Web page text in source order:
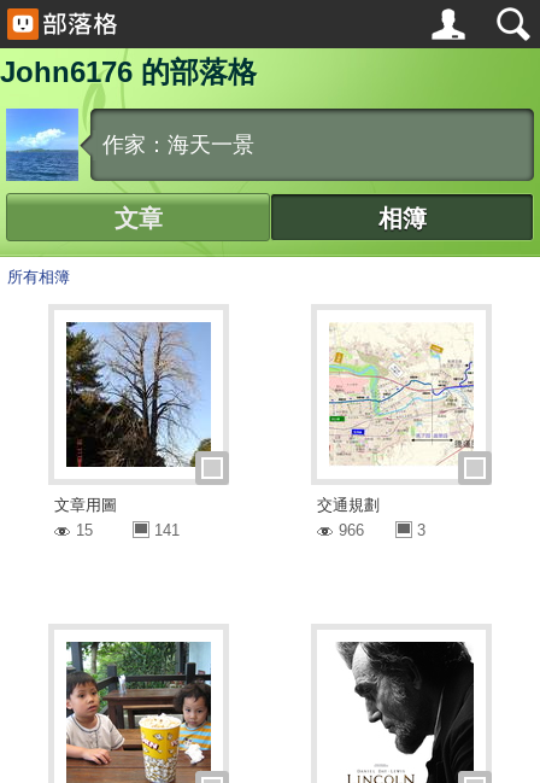
John6176 的部落格
作家：海天一景
文章 相簿
所有相簿
文章用圖
15
141
交通規劃
966
3